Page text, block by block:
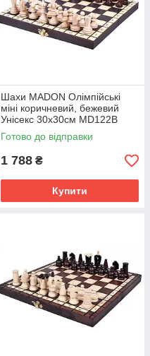
Шахи MADON Олімпійські
міні коричневий, бежевий
Унісекс 30х30см MD122B
Готово до відправки
1 788 ₴
Купити